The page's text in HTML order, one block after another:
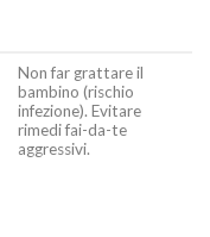
Non far grattare il
bambino (rischio
infezione). Evitare
rimedi fai-da-te
aggressivi.